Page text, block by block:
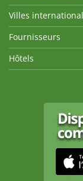
Villes
Fournisseurs
Hôtels